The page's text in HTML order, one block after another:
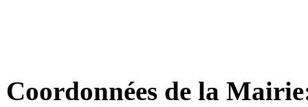
Coordonnées de la